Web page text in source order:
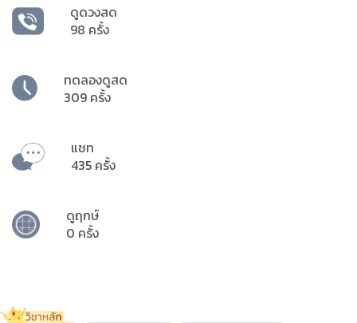
ดูดวงสด
98 ครั้ง
ทดลองดูสด
309 ครั้ง
แชท
435 ครั้ง
ดูฤกษ์
0 ครั้ง